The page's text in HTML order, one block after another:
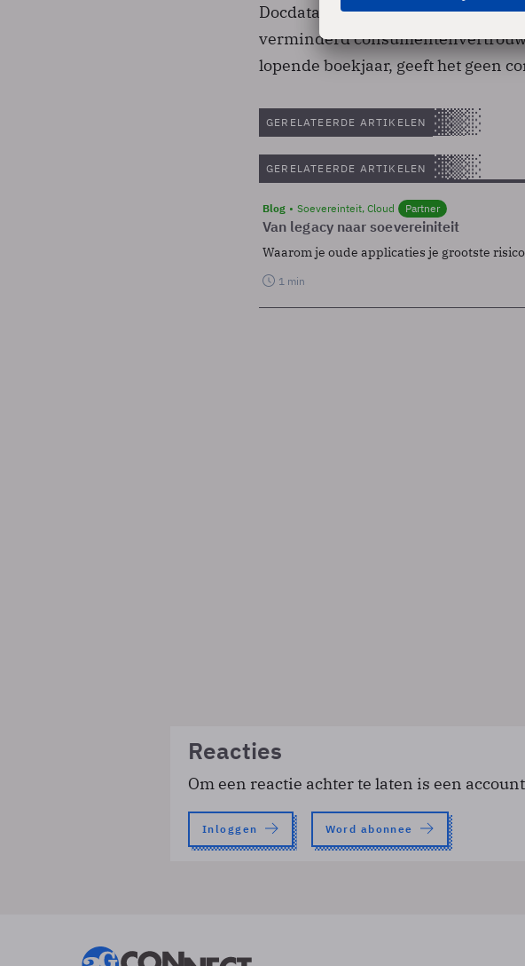
Docdata zegt minder gevoelig te
verminderd
lopende boekjaar, geeft het geen
GERELATEERDE ARTIKELEN
GERELATEERDE ARTIKELEN
Blog Soevereinteit, Cloud Partner
Van legacy naar soevereiniteit
Waarom je oude applicaties je grootste
1 min
Reacties
Om een reactie achter te laten is een
Inloggen Word abonnee